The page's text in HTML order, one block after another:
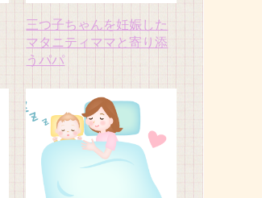
三つ子ちゃんを妊娠した
マタニティママと寄り添
うパパ